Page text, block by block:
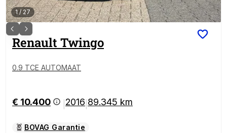
1/ 27
Renault Twingo
0.9 TCE AUTOMAAT
€ 10.400 2016 89.345 km
BOVAG Garantie